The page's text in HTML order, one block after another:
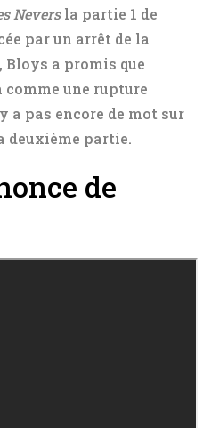
Neversla partie 1 de
par un arrêt de la
Bloys a promis que
une rupture
pas encore de mot sur
deuxième partie.
de